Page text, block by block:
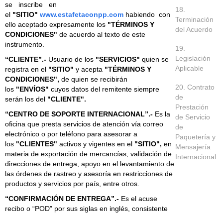
se inscribe en
el "SITIO" www.estafetaconpp.com habiendo con
ello aceptado expresamente los "TÉRMINOS Y
CONDICIONES" de acuerdo al texto de este
instrumento.
“CLIENTE”.- Usuario de los "SERVICIOS" quien se
registra en el "SITIO" y acepta "TÉRMINOS Y
CONDICIONES", de quien se recibirán
los "ENVÍOS" cuyos datos del remitente siempre
serán los del "CLIENTE".
“CENTRO DE SOPORTE INTERNACIONAL”.- Es la
oficina que presta servicios de atención vía correo
electrónico o por teléfono para asesorar a
los "CLIENTES" activos y vigentes en el "SITIO", en
materia de exportación de mercancías, validación de
direcciones de entrega, apoyo en el levantamiento de
las órdenes de rastreo y asesoría en restricciones de
productos y servicios por país, entre otros.
“CONFIRMACIÓN DE ENTREGA”.- Es el acuse
recibo o “POD” por sus siglas en inglés, consistente
18.
Terminación
del Acuerdo
19.
Legislación
Aplicable
20. Contrato
de
Prestación
de Servicio
de
Paquetería y
Mensajería
Internacional